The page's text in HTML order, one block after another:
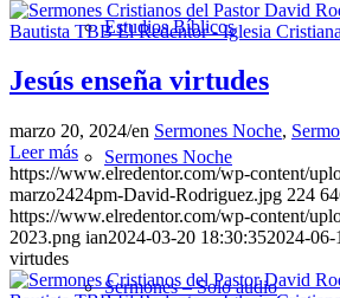
Estudios Bíblicos
Sermones Noche
Sermones – Solo audio
Jesús enseña virtudes
marzo 20, 2024/en Sermones Noche,
Leer más
https://www.elredentor.com/wp-content/
marzo2424pm-David-Rodriguez.jpg 224
https://www.elredentor.com/wp-content/
2023.png ian2024-03-20 18:30:352024-
virtudes